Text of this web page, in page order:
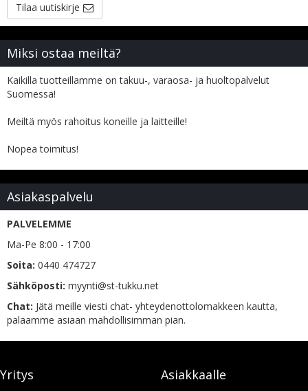
Tilaa uutiskirje
Miksi ostaa meiltä?
Kaikilla tuotteillamme on takuu-, varaosa- ja huoltopalvelut
Suomessa!
Meiltä myös rahoitus koneille ja laitteille!
Nopea toimitus!
Asiakaspalvelu
PALVELEMME
Ma-Pe 8:00 - 17:00
Soita: 0440 474727
Sähköposti: myynti@st-tukku.net
Chat: Jätä meille viesti chat- yhteydenottolomakkeen kautta,
palaamme asiaan mahdollisimman pian.
Yritys Asiakkaalle